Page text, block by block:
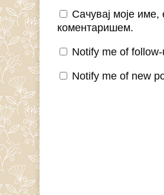
Сачувај моје
коментаришем.
Notify me of
Notify me of new